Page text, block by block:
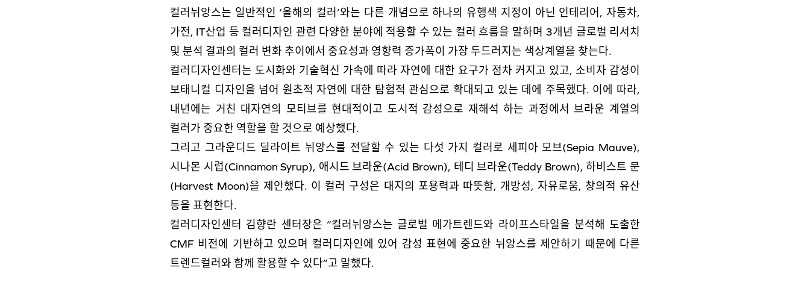
컬러뉘앙스는 일반적인 ‘올해의 컬러’와는 다른 개념으로 하나의 유행색 지정이 아닌 인테리어, 자동차,
가전, IT산업 등 컬러디자인 관련 다양한 분야에 적용할 수 있는 컬러 흐름을 말하며 3개년 글로벌 리서치
및 분석 결과의 컬러 변화 추이에서 중요성과 영향력 증가폭이 가장 두드러지는 색상계열을 찾는다.
컬러디자인센터는 도시화와 기술혁신 가속에 따라 자연에 대한 요구가 점차 커지고 있고, 소비자 감성이
보태니컬 디자인을 넘어 원초적 자연에 대한 탐험적 관심으로 확대되고 있는 데에 주목했다. 이에 따라,
내년에는 거친 대자연의 모티브를 현대적이고 도시적 감성으로 재해석 하는 과정에서 브라운 계열의
컬러가 중요한 역할을 할 것으로 예상했다.
그리고 그라운디드 딜라이트 뉘앙스를 전달할 수 있는 다섯 가지 컬러로 세피아 모브(Sepia Mauve),
시나몬 시럽(Cinnamon Syrup), 애시드 브라운(Acid Brown), 테디 브라운(Teddy Brown), 하비스트 문
(Harvest Moon)을 제안했다. 이 컬러 구성은 대지의 포용력과 따뜻함, 개방성, 자유로움, 창의적 유산
등을 표현한다.
컬러디자인센터 김향란 센터장은 “컬러뉘앙스는 글로벌 메가트렌드와 라이프스타일을 분석해 도출한
CMF 비전에 기반하고 있으며 컬러디자인에 있어 감성 표현에 중요한 뉘앙스를 제안하기 때문에 다른
트렌드컬러와 함께 활용할 수 있다”고 말했다.